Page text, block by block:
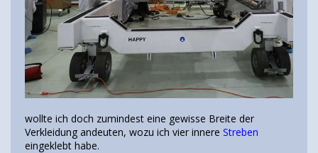
wollte ich doch zumindest eine gewisse Breite der
Verkleidung andeuten, wozu ich vier innere Streben
eingeklebt habe.